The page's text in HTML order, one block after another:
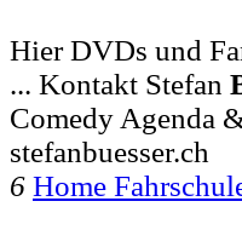
Hier DVDs und
... Kontakt Stefan
Comedy Agenda
stefanbuesser.ch
6 Home